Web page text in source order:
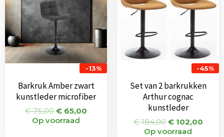
-13%
Barkruk Amber zwart
kunstleder microfiber
€75,00 € 65,00
Op voorraad
-45%
Set van 2 barkrukken
Arthur cognac
kunstleder
€184,00 €102,00
Op voorraad